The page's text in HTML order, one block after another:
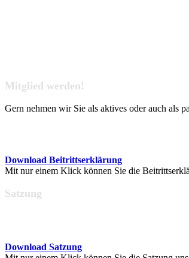
Mitglied werden!
Gern nehmen wir Sie als aktives oder auch als
Download Beitrittserklärung
Mit nur einem Klick können Sie die
Satzung
Download Satzung